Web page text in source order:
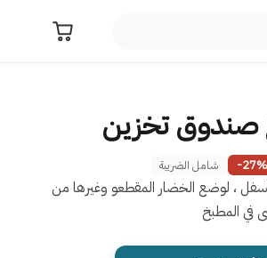
صندوق تخزين
-27% شامل الضريبة
، لوضع الخضار المقطعو وغيرها من
في المطبخ